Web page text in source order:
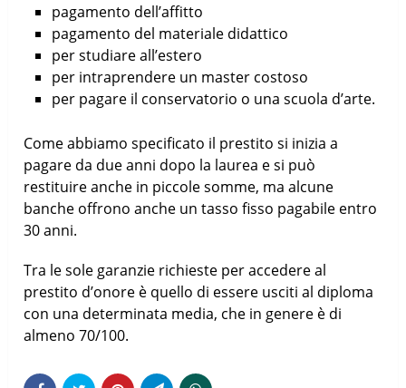
pagamento dell’affitto
pagamento del materiale didattico
per studiare all’estero
per intraprendere un master costoso
per pagare il conservatorio o una scuola d’arte.
Come abbiamo specificato il prestito si inizia a
pagare da due anni dopo la laurea e si può
restituire anche in piccole somme, ma alcune
banche offrono anche un tasso fisso pagabile entro
30 anni.
Tra le sole garanzie richieste per accedere al
prestito d’onore è quello di essere usciti al diploma
con una determinata media, che in genere è di
almeno 70/100.